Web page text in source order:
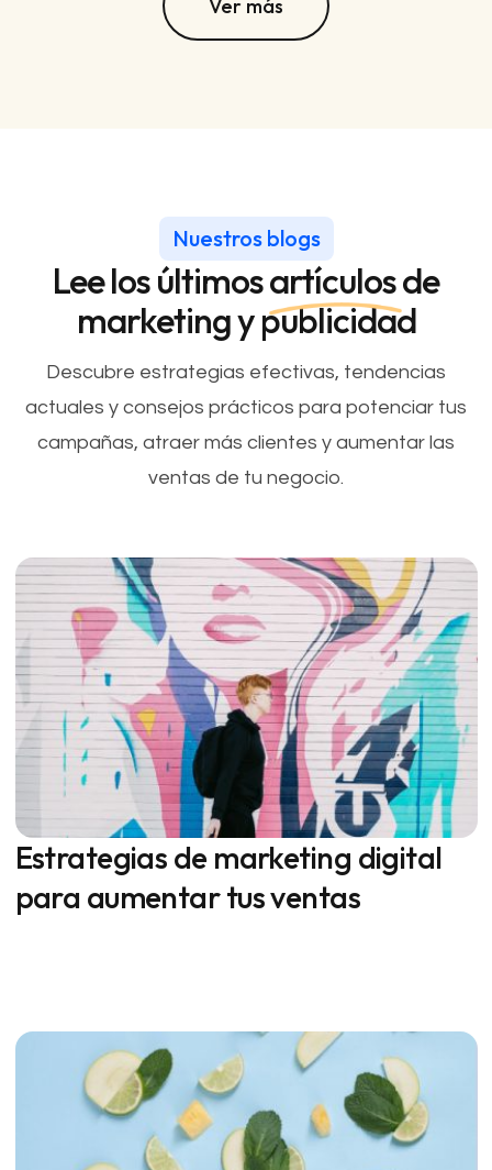
Ver más
Ver más
Nuestros blogs
Lee los últimosartículosde
marketing y publicidad
Descubre estrategias efectivas, tendencias
actuales y consejos prácticos para potenciar tus
campañas, atraer más clientes y aumentar las
ventas de tu negocio.
Estrategias de marketing digital
para aumentar tus ventas